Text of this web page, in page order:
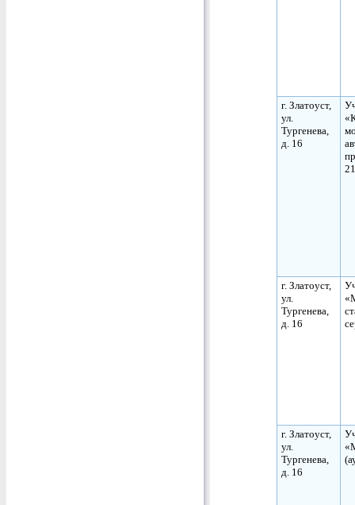
г. Златоуст,
ул.
Тургенева,
д. 16
г. Златоуст,
ул.
Тургенева,
д. 16
г. Златоуст,
ул.
Тургенева,
д. 16